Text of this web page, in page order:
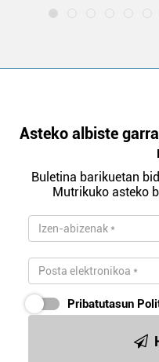
Asteko albiste
Buletina barikuetan
Mutrikuko asteko
Pribatutasun